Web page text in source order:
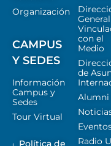
Organización
CAMPUS
Y SEDES
Información
Campus y
Sedes
Tour Virtual
Política de
con el
Medio
de
Alumni
Radio